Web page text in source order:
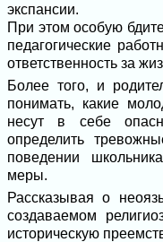
экспансии.
При этом особую
педагогические
ответственность за
Более того, и
понимать, какие
несут в себе
определить
поведении
меры.
Рассказывая о
создаваемом
историческую